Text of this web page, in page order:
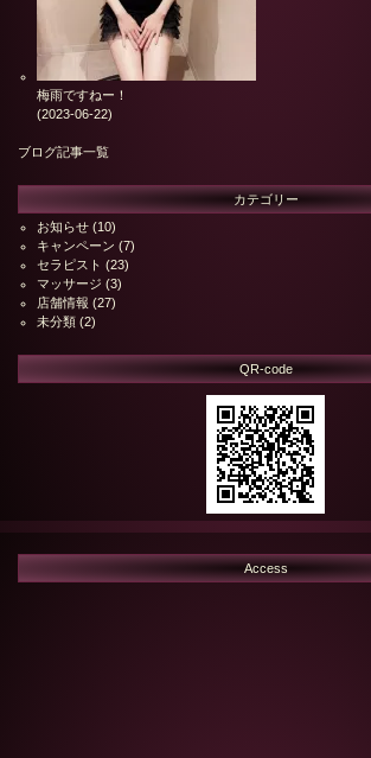
梅雨ですねー！
(2023-06-22)
ブログ記事一覧
カテゴリー
お知らせ (10)
キャンペーン (7)
セラピスト (23)
マッサージ (3)
店舗情報 (27)
未分類 (2)
QR-code
Access